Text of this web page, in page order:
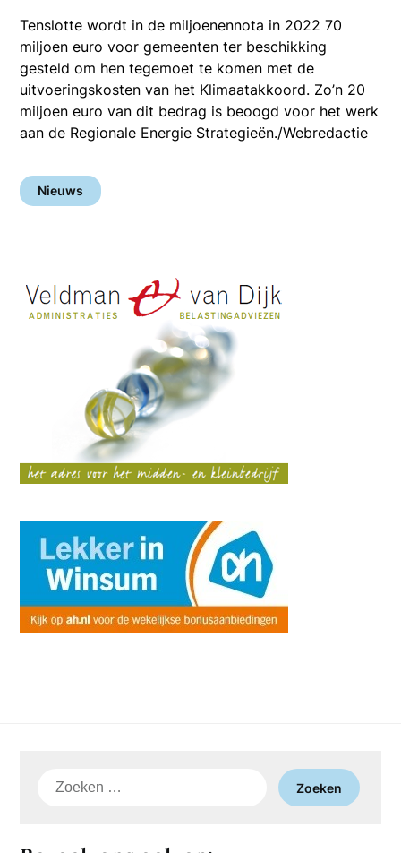
Tenslotte wordt in de miljoenennota in 2022 70
miljoen euro voor gemeenten ter beschikking
gesteld om hen tegemoet te komen met de
uitvoeringskosten van het Klimaatakkoord. Zo’n 20
miljoen euro van dit bedrag is beoogd voor het werk
aan de Regionale Energie Strategieën./Webredactie
Nieuws
Zoeken